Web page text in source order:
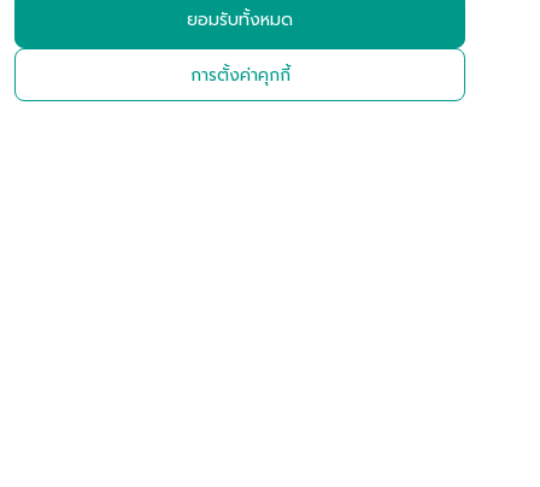
บริษัท เอสซีจี เคมิคอลส์ จำกัด
(มหาชน)
การตั้งค่าคุกกี้
ยอมรับทั้งหมด